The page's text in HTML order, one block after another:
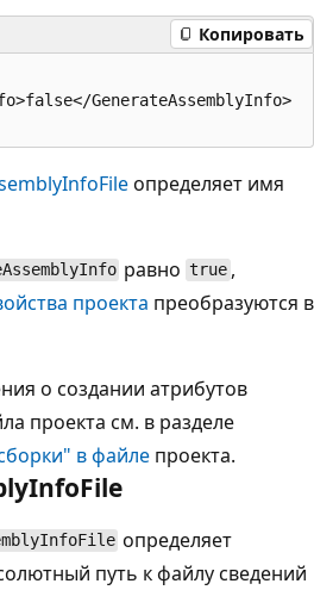
Копировать
GenerateAssemblyInfo>
определяет имя
равноtrue,
проекта преобразуются в
о создании атрибутов
проекта см. в разделе
в файле проекта.
определяет
путь к файлу сведений